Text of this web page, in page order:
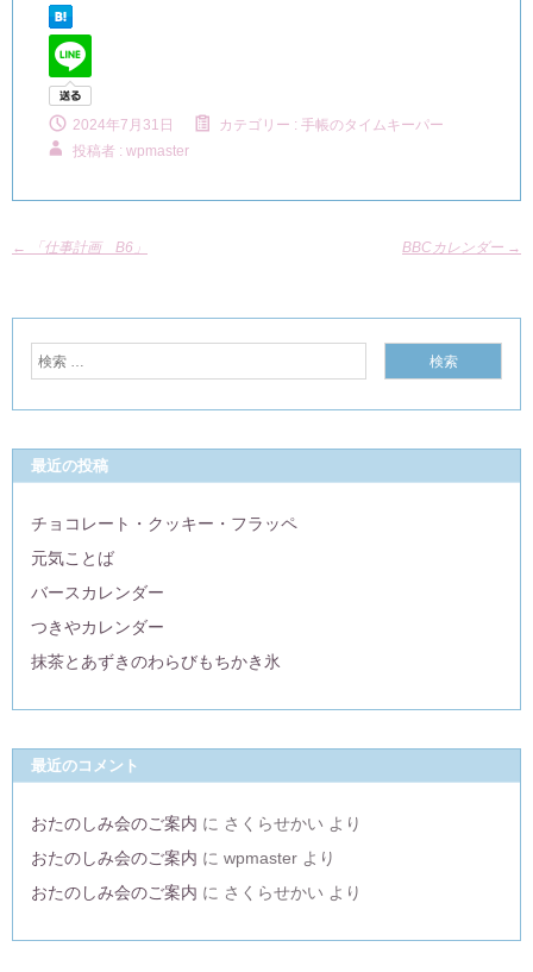
2024年7月31日 カテゴリー : 手帳のタイムキーパー
投稿者 : wpmaster
← 「仕事計画 B6」 BBCカレンダー →
最近の投稿
チョコレート・クッキー・フラッペ
元気ことば
バースカレンダー
つきやカレンダー
抹茶とあずきのわらびもちかき氷
最近のコメント
おたのしみ会のご案内 に さくらせかい より
おたのしみ会のご案内 に wpmaster より
おたのしみ会のご案内 に さくらせかい より